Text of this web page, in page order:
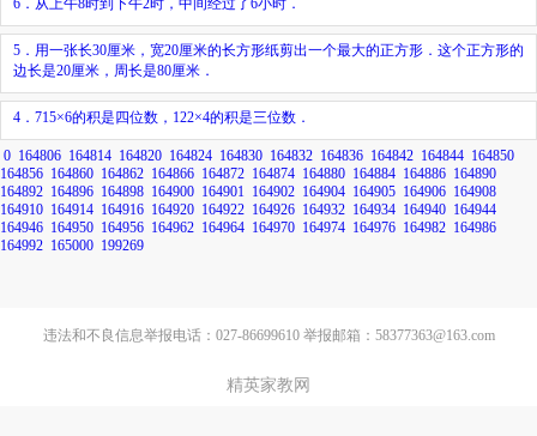
5．用一张长30厘米，宽20厘米的长方形纸剪出一个最大的正方形．这个正方形的
边长是20厘米，周长是80厘米．
4．715×6的积是四位数，122×4的积是三位数．
0 164806 164814 164820 164824 164830 164832 164836 164842 164844 164850
164856 164860 164862 164866 164872 164874 164880 164884 164886 164890
164892 164896 164898 164900 164901 164902 164904 164905 164906 164908
164910 164914 164916 164920 164922 164926 164932 164934 164940 164944
164946 164950 164956 164962 164964 164970 164974 164976 164982 164986
164992 165000 199269
违法和不良信息举报电话：027-86699610 举报邮箱：58377363@163.com
精英家教网